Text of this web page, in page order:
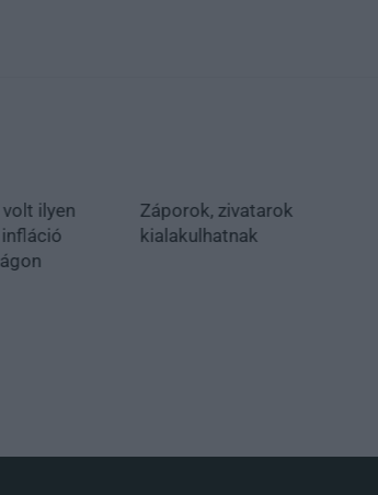
ilyen
Záporok, zivatarok
kialakulhatnak